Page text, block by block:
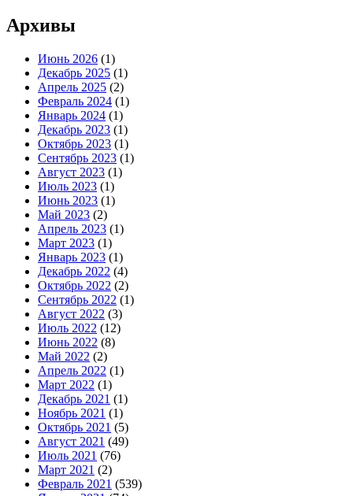
Архивы
Июнь 2026 (1)
Декабрь 2025 (1)
Апрель 2025 (2)
Февраль 2024 (1)
Январь 2024 (1)
Декабрь 2023 (1)
Октябрь 2023 (1)
Сентябрь 2023 (1)
Август 2023 (1)
Июль 2023 (1)
Июнь 2023 (1)
Май 2023 (2)
Апрель 2023 (1)
Март 2023 (1)
Январь 2023 (1)
Декабрь 2022 (4)
Октябрь 2022 (2)
Сентябрь 2022 (1)
Август 2022 (3)
Июль 2022 (12)
Июнь 2022 (8)
Май 2022 (2)
Апрель 2022 (1)
Март 2022 (1)
Декабрь 2021 (1)
Ноябрь 2021 (1)
Октябрь 2021 (5)
Август 2021 (49)
Июль 2021 (76)
Март 2021 (2)
Февраль 2021 (539)